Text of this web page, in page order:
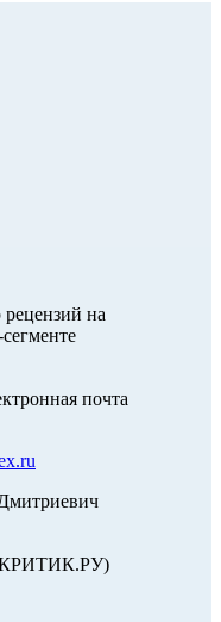
на
почта